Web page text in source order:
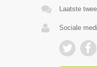
Laatste
Sociale